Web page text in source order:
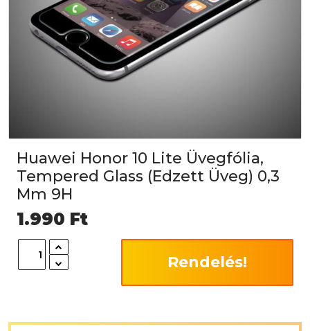
Huawei Honor 10 Lite Üvegfólia,
Tempered Glass (Edzett Üveg) 0,3
Mm 9H
1.990 Ft
Rendelés!